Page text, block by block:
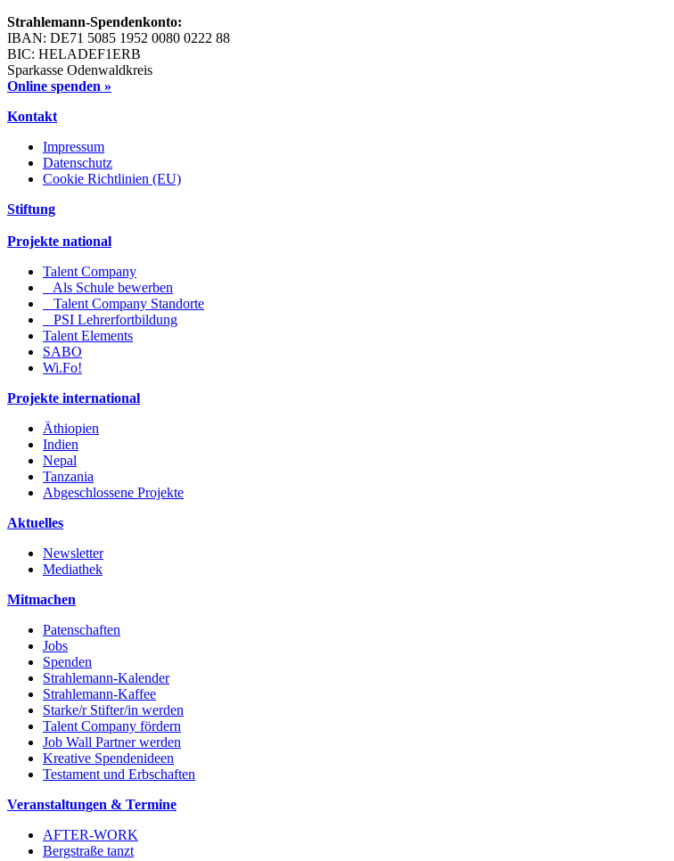
Strahlemann-Spendenkonto:
IBAN: DE71 5085 1952 0080 0222 88
BIC: HELADEF1ERB
Sparkasse Odenwaldkreis
Online spenden »
Kontakt
Impressum
Datenschutz
Cookie Richtlinien (EU)
Stiftung
Projekte national
Talent Company
Als Schule bewerben
Talent Company Standorte
PSI Lehrerfortbildung
Talent Elements
SABO
Wi.Fo!
Projekte international
Äthiopien
Indien
Nepal
Tanzania
Abgeschlossene Projekte
Aktuelles
Newsletter
Mediathek
Mitmachen
Patenschaften
Jobs
Spenden
Strahlemann-Kalender
Strahlemann-Kaffee
Starke/r Stifter/in werden
Talent Company fördern
Job Wall Partner werden
Kreative Spendenideen
Testament und Erbschaften
Veranstaltungen & Termine
AFTER-WORK
Bergstraße tanzt